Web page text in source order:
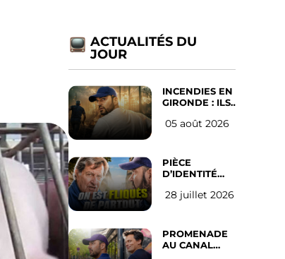
ACTUALITÉS DU
JOUR
INCENDIES EN
GIRONDE : ILS
D’ABANDONNER
05 août 2026
PIÈCE
D’IDENTITÉ
SUR LES
l’avis des
Français
28 juillet 2026
PROMENADE
AU CANAL